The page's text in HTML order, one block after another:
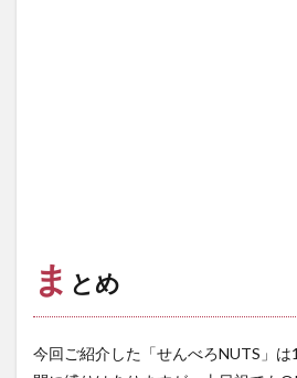
ま とめ
今回ご紹介した「せんべろNUTS」